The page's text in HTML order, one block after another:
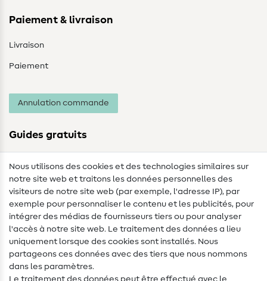
Paiement & livraison
Livraison
Paiement
Annulation commande
Guides gratuits
Lexique de couture
Tutos de couture
Aide & contact
Contact
Changement de propriétaire
Nous utilisons des cookies et des technologies similaires sur
notre site web et traitons les données personnelles des
visiteurs de notre site web (par exemple, l'adresse IP), par
exemple pour personnaliser le contenu et les publicités, pour
intégrer des médias de fournisseurs tiers ou pour analyser
l'accès à notre site web. Le traitement des données a lieu
uniquement lorsque des cookies sont installés. Nous
partageons ces données avec des tiers que nous nommons
dans les paramètres.
Le traitement des données peut être effectué avec le